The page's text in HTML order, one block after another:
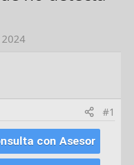
2024
#1
con Asesor